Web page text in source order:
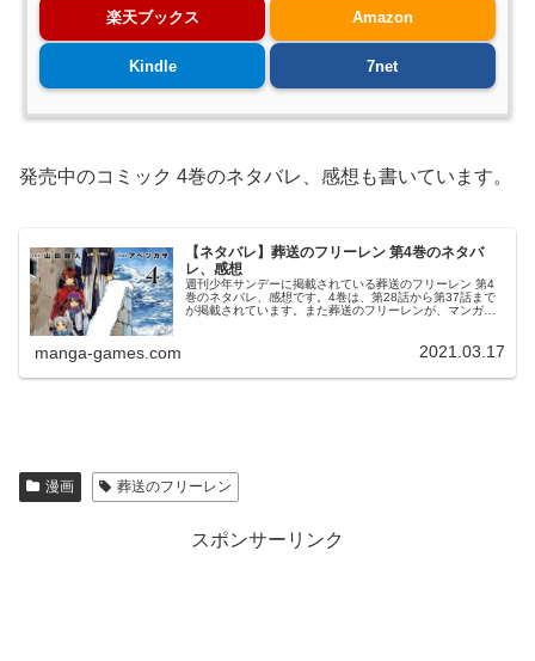
楽天ブックス Amazon
Kindle 7net
発売中のコミック 4巻のネタバレ、感想も書いています。
【ネタバレ】葬送のフリーレン 第4巻のネタバ
レ、感想
週刊少年サンデーに掲載されている葬送のフリーレン 第4
巻のネタバレ、感想です。4巻は、第28話から第37話まで
が掲載されています。また葬送のフリーレンが、マンガ大
manga-games.com 2021.03.17
漫画 葬送のフリーレン
スポンサーリンク